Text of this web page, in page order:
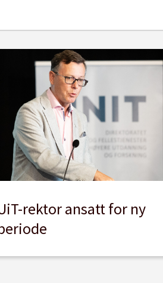
rektor ansatt for ny